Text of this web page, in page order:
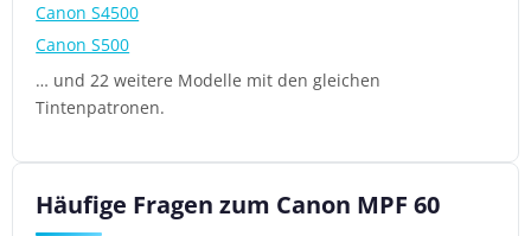
Canon S4500
Canon S500
… und 22 weitere Modelle mit den gleichen
Tintenpatronen.
Häufige Fragen zum Canon MPF 60